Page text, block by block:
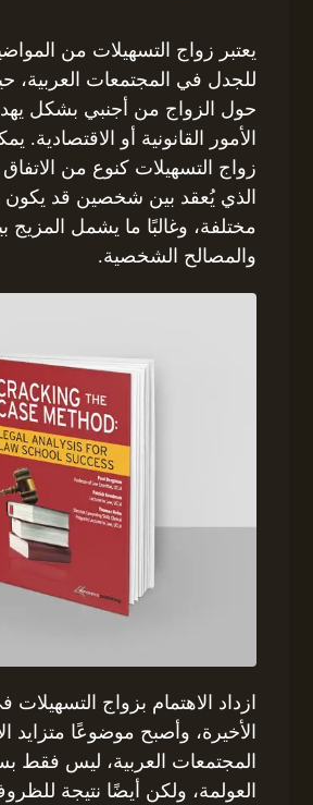
يعتبر زواج التسهيلات من
للجدل في المجتمعات العربية،
حول الزواج من أجنبي بشكل
الأمور القانونية أو الاقتصادية.
زواج التسهيلات كنوع من الاتفاق
الذي يُعقد بين شخصين قد يكون
مختلفة، وغالبًا ما يشمل المزيج
والمصالح الشخصية.
ازداد الاهتمام بزواج
الأخيرة، وأصبح موضوعًا متزايد
المجتمعات العربية، ليس فقط
العولمة، ولكن أيضًا نتيجة